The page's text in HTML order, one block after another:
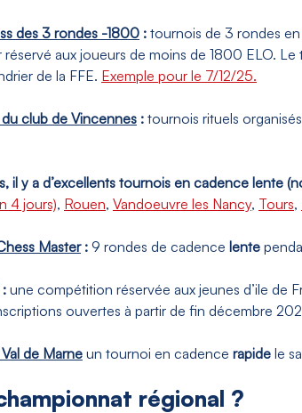
des 3 rondes -1800 : tournois de 3 rondes
réservé aux joueurs de moins de 1800 ELO.
de la FFE. Exemple pour le 7/12/25.
club de Vincennes : tournois rituels
il y a d’excellents tournois en cadence lente
4 jours), Rouen, Vandoeuvre les Nancy, Tours,
Master: 9 rondes de cadence lente
: une compétition réservée aux jeunes d’ile de
ouvertes à partir de fin décembre
de Marne un tournoi en cadence rapide le
régional ?